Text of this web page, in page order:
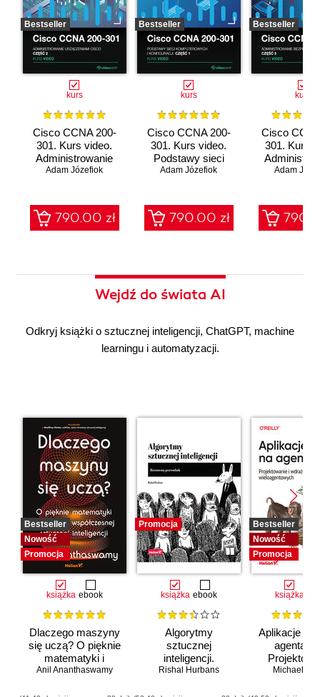
Bestseller
kurs
Cisco CCNA 200-
301. Kurs video.
Administrowanie
urządzeniami Cisco
Adam Józefiok
790.00 zł
Bestseller
kurs
Cisco CCNA 200-
301. Kurs video.
Podstawy sieci
komputerowych i
Adam Józefiok
790.00 zł
Bestseller
kurs
Cisco
301. Kurs
Adam
Wejdź do świata AI
Odkryj książki o sztucznej inteligencji, ChatGPT, machine
learningu i automatyzacji.
Bestseller
Nowość
Promocja
książka ebook
Dlaczego maszyny
się uczą? O pięknie
matematyki i
działaniu
Anil Ananthaswamy
Promocja
książka ebook
Algorytmy
sztucznej
inteligencji.
Ilustrowany
Rishal Hurbans
Bestseller
Nowość
Promocja
książka
Aplikacje
agentach
Michael